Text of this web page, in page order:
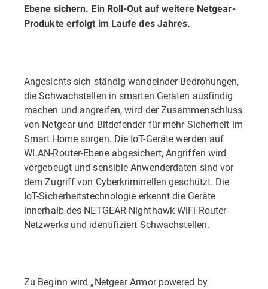
Ebene sichern. Ein Roll-Out auf weitere Netgear-
Produkte erfolgt im Laufe des Jahres.
Angesichts sich ständig wandelnder Bedrohungen,
die Schwachstellen in smarten Geräten ausfindig
machen und angreifen, wird der Zusammenschluss
von Netgear und Bitdefender für mehr Sicherheit im
Smart Home sorgen. Die IoT-Geräte werden auf
WLAN-Router-Ebene abgesichert, Angriffen wird
vorgebeugt und sensible Anwenderdaten sind vor
dem Zugriff von Cyberkriminellen geschützt. Die
IoT-Sicherheitstechnologie erkennt die Geräte
innerhalb des NETGEAR Nighthawk WiFi-Router-
Netzwerks und identifiziert Schwachstellen.
Zu Beginn wird „Netgear Armor powered by